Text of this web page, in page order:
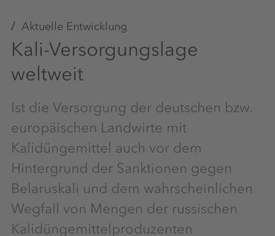
Aktuelle Entwicklung
Kali-Versorgungslage
weltweit
Ist die Versorgung der deutschen bzw.
europäischen Landwirte mit
Kalidüngemittel auch vor dem
Hintergrund der Sanktionen gegen
Belaruskali und dem wahrscheinlichen
Wegfall von Mengen der russischen
Kalidüngemittelproduzenten